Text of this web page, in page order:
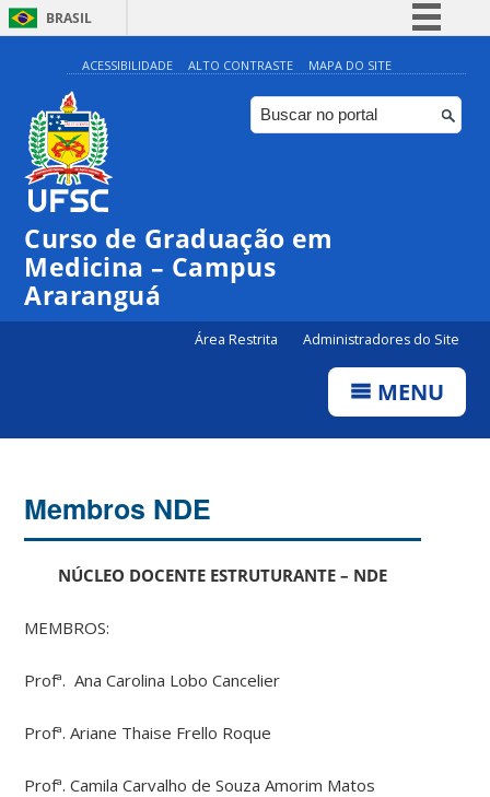
BRASIL
Simplifique!
Comunica BR
Participe
Canais
ACESSIBILIDADE ALTO CONTRASTE MAPA DO SITE
Curso de Graduação em
Medicina – Campus
Araranguá
Área Restrita Administradores do Site
MENU
Membros NDE
NÚCLEO DOCENTE ESTRUTURANTE – NDE
MEMBROS:
Profª. Ana Carolina Lobo Cancelier
Profª. Ariane Thaise Frello Roque
Profª. Camila Carvalho de Souza Amorim Matos